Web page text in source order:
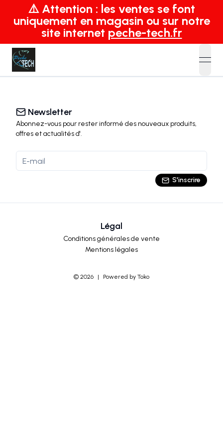
⚠️ Attention : les ventes se font
uniquement en magasin ou sur notre
site internet peche-tech.fr
Newsletter
Abonnez-vous pour rester informé des nouveaux produits,
offres et actualitésd'.
S'inscrire
Légal
Conditions générales de vente
Mentions légales
© 2026 | Powered by Toko